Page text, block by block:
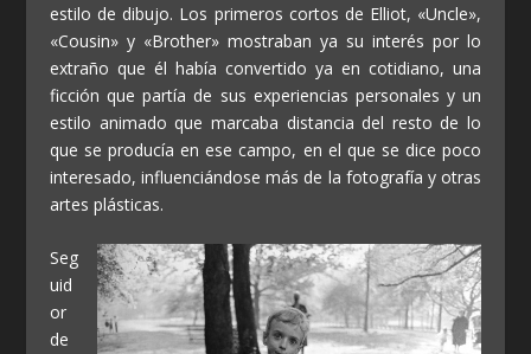
estilo de dibujo. Los primeros cortos de Elliot, «Uncle»,
«Cousin» y «Brother» mostraban ya su interés por lo
extraño que él había convertido ya en cotidiano, una
ficción que partía de sus experiencias personales y un
estilo animado que marcaba distancia del resto de lo
que se producía en ese campo, en el que se dice poco
interesado, influenciándose más de la fotografía y otras
artes plásticas.
Seg
uid
or
de